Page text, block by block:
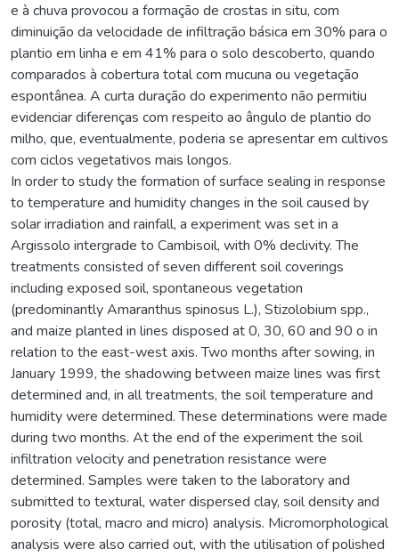
e à chuva provocou a formação de crostas in situ, com
diminuição da velocidade de infiltração básica em 30% para o
plantio em linha e em 41% para o solo descoberto, quando
comparados à cobertura total com mucuna ou vegetação
espontânea. A curta duração do experimento não permitiu
evidenciar diferenças com respeito ao ângulo de plantio do
milho, que, eventualmente, poderia se apresentar em cultivos
com ciclos vegetativos mais longos.
In order to study the formation of surface sealing in response
to temperature and humidity changes in the soil caused by
solar irradiation and rainfall, a experiment was set in a
Argissolo intergrade to Cambisoil, with 0% declivity. The
treatments consisted of seven different soil coverings
including exposed soil, spontaneous vegetation
(predominantly Amaranthus spinosus L.), Stizolobium spp.,
and maize planted in lines disposed at 0, 30, 60 and 90 o in
relation to the east-west axis. Two months after sowing, in
January 1999, the shadowing between maize lines was first
determined and, in all treatments, the soil temperature and
humidity were determined. These determinations were made
during two months. At the end of the experiment the soil
infiltration velocity and penetration resistance were
determined. Samples were taken to the laboratory and
submitted to textural, water dispersed clay, soil density and
porosity (total, macro and micro) analysis. Micromorphological
analysis were also carried out, with the utilisation of polished